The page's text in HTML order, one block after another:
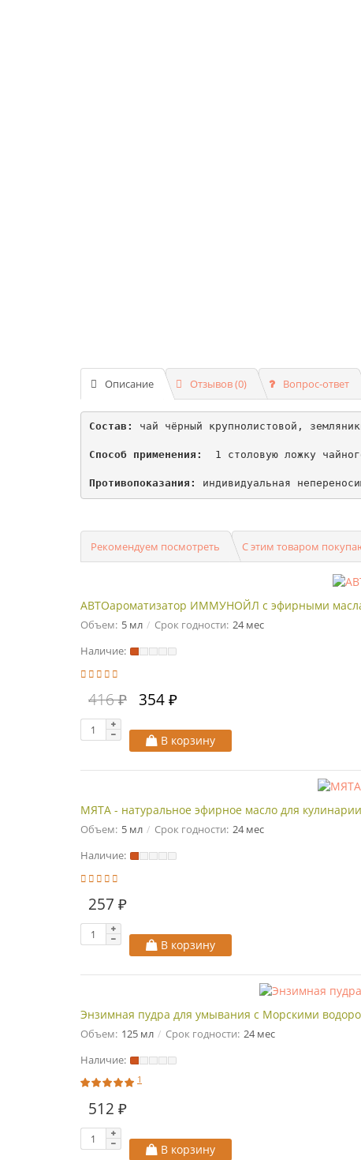
Описание Отзывов (0) Вопрос-ответ
Состав: чай чёрный крупнолистовой,
Способ применения:
1 столовую ложку
Противопоказания: индивидуальная
Рекомендуем посмотреть С этим товаром
АВТОароматизатор ИММУНОЙЛ с эфирными
Объем: 5 мл Срок годности: 24 мес
Наличие:
416 ₽ 354 ₽
В корзину
МЯТА - натуральное эфирное масло для
Объем: 5 мл Срок годности: 24 мес
Наличие:
257 ₽
В корзину
Энзимная пудра для умывания с Морскими
Объем: 125 мл Срок годности: 24 мес
Наличие:
1
512 ₽
В корзину